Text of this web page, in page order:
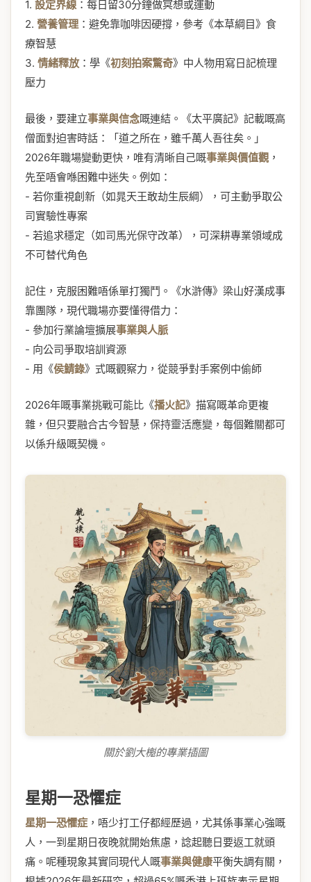
1. 設定界線 ：每日留30分鐘做冥想或運動
2. 營養管理：避免靠咖啡因硬撐，參考《本草綱目》食
療智慧
3. 情緒釋放：學《初刻拍案驚奇》中人物用寫日記梳理
壓力
最後，要建立事業與信念嘅連結。《太平廣記》記載嘅高
僧面對迫害時話：「道之所在，雖千萬人吾往矣。」
2026年職場變動更快，唯有清晰自己嘅事業與價值觀 ，
先至唔會喺困難中迷失。例如：
- 若你重視創新（如晁天王敢劫生辰綱），可主動爭取公
司實驗性專案
- 若追求穩定（如司馬光保守改革），可深耕專業領域成
不可替代角色
記住，克服困難唔係單打獨鬥。《水滸傳》梁山好漢成事
靠團隊，現代職場亦要懂得借力：
- 參加行業論壇擴展事業與人脈
- 向公司爭取培訓資源
- 用《侯鯖錄》式嘅觀察力，從競爭對手案例中偷師
2026年嘅事業挑戰可能比《播火記》描寫嘅革命更複
雜，但只要融合古今智慧，保持靈活應變，每個難關都可
以係升級嘅契機。
關於劉大櫆的專業插圖
星期一恐懼症
星期一恐懼症，唔少打工仔都經歷過，尤其係事業心強嘅
人，一到星期日夜晚就開始焦慮，諗起聽日要返工就頭
痛。呢種現象其實同現代人嘅事業與健康平衡失調有關，